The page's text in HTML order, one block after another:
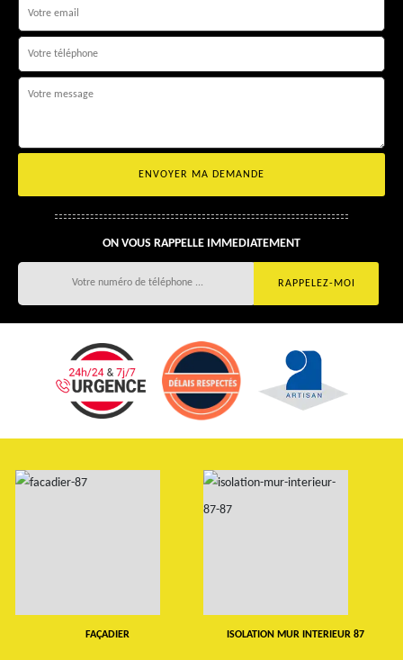
ON VOUS RAPPELLE IMMEDIATEMENT
FAÇADIER ISOLATION MUR INTERIEUR 87